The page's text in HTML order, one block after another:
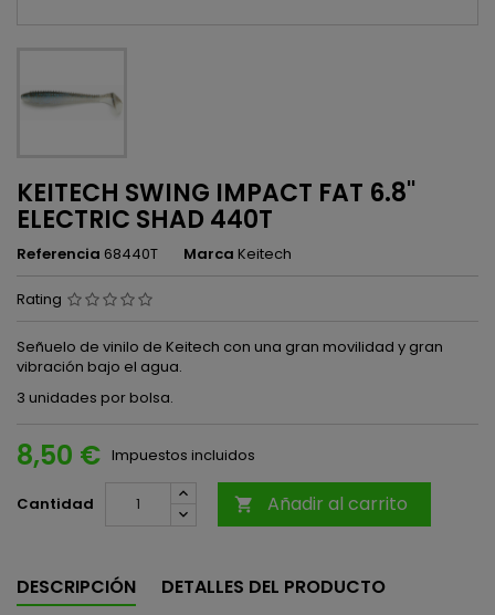
KEITECH SWING IMPACT FAT 6.8''
ELECTRIC SHAD 440T
Referencia 68440T Marca Keitech
Rating
Señuelo de vinilo de Keitech con una gran movilidad y gran
vibración bajo el agua.
3 unidades por bolsa.
8,50 € Impuestos incluidos
Cantidad  Añadir al carrito
DESCRIPCIÓN
DETALLES DEL PRODUCTO